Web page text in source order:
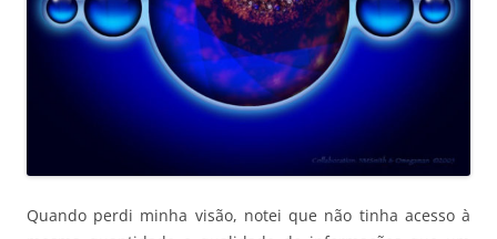
Quando perdi minha visão, notei que não tinha acesso à